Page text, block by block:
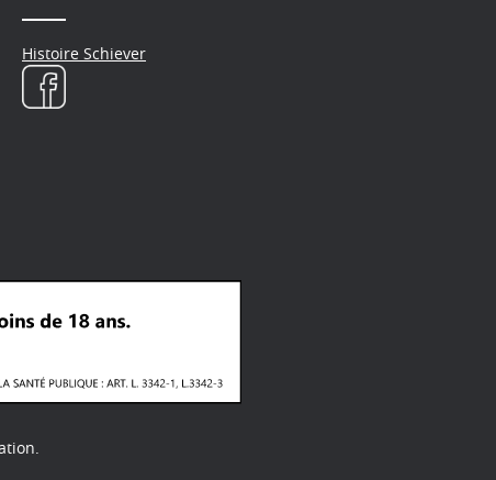
Histoire Schiever